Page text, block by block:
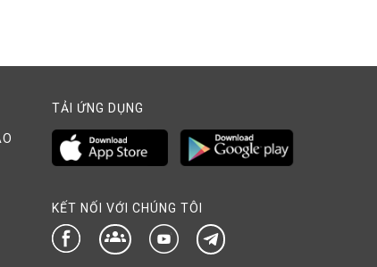
TẢI ỨNG DỤNG
KẾT NỐI VỚI CHÚNG TÔI
groups